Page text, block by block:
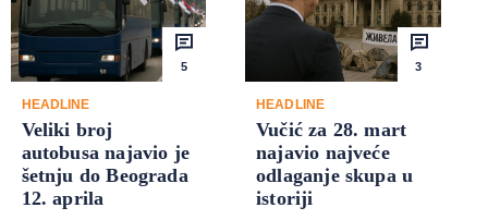
5
HEADLINE
Veliki broj
autobusa najavio je
šetnju do Beograda
12. aprila
3
HEADLINE
Vučić za 28. mart
najavio najveće
odlaganje skupa u
istoriji